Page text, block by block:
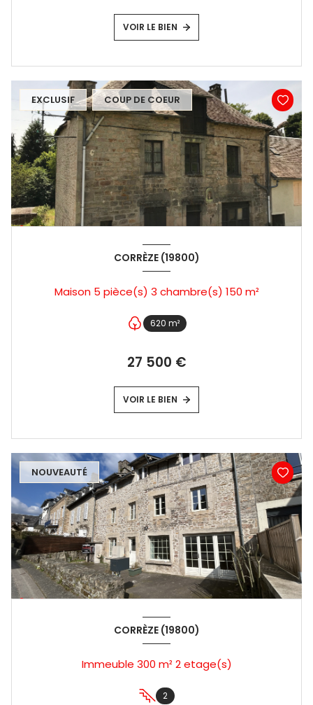
VOIR LE BIEN
EXCLUSIF COUP DE COEUR
CORRÈZE (19800)
Maison 5 pièce(s) 3 chambre(s) 150 m²
620 m²
27 500 €
VOIR LE BIEN
NOUVEAUTÉ
CORRÈZE (19800)
Immeuble 300 m² 2 etage(s)
2